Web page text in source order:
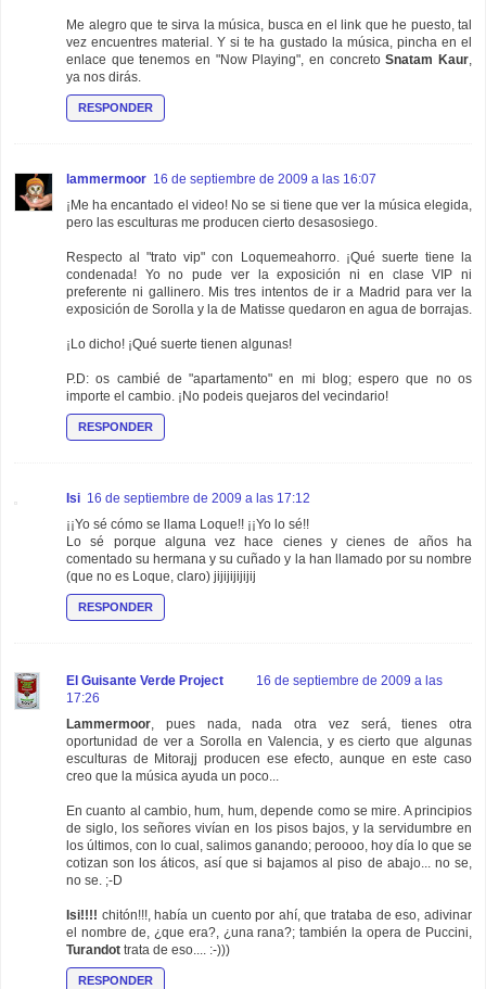
Me alegro que te sirva la música, busca en el link que he puesto, tal
vez encuentres material. Y si te ha gustado la música, pincha en el
enlace que tenemos en "Now Playing", en concretoSnatam Kaur,
ya nos dirás.
RESPONDER
lammermoor 16 de septiembre de 2009 a las 16:07
¡Me ha encantado el video! No se si tiene que ver la música elegida,
pero las esculturas me producen cierto desasosiego.
Respecto al "trato vip" con Loquemeahorro. ¡Qué suerte tiene la
condenada! Yo no pude ver la exposición ni en clase VIP ni
preferente ni gallinero. Mis tres intentos de ir a Madrid para ver la
exposición de Sorolla y la de Matisse quedaron en agua de borrajas.
¡Lo dicho! ¡Qué suerte tienen algunas!
P.D: os cambié de "apartamento" en mi blog; espero que no os
importe el cambio. ¡No podeis quejaros del vecindario!
RESPONDER
Isi 16 de septiembre de 2009 a las 17:12
¡¡Yo sé cómo se llama Loque!! ¡¡Yo lo sé!!
Lo sé porque alguna vez hace cienes y cienes de años ha
comentado su hermana y su cuñado y la han llamado por su nombre
(que no es Loque, claro) jijijijijijij
RESPONDER
El Guisante Verde Project
16 de septiembre de 2009 a las
17:26
Lammermoor, pues nada, nada otra vez será, tienes otra
oportunidad de ver a Sorolla en Valencia, y es cierto que algunas
esculturas de Mitorajj producen ese efecto, aunque en este caso
creo que la música ayuda un poco...
En cuanto al cambio, hum, hum, depende como se mire. A principios
de siglo, los señores vivían en los pisos bajos, y la servidumbre en
los últimos, con lo cual, salimos ganando; peroooo, hoy día lo que se
cotizan son los áticos, así que si bajamos al piso de abajo... no se,
no se. ;-D
Isi!!!! chitón!!!, había un cuento por ahí, que trataba de eso, adivinar
el nombre de, ¿que era?, ¿una rana?; también la opera de Puccini,
Turandot trata de eso.... :-)))
RESPONDER